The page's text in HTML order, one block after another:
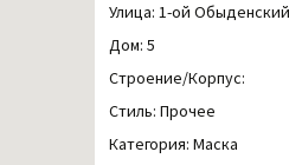
Улица: 1-ой
Дом: 5
Строение/Корпус:
Стиль: Прочее
Категория: Маска